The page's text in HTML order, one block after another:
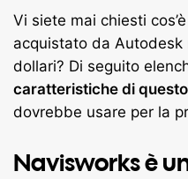
Vi siete mai chiesti
acquistato da
dollari? Di seguito
caratteristiche di
dovrebbe usare per la
Navisworks è